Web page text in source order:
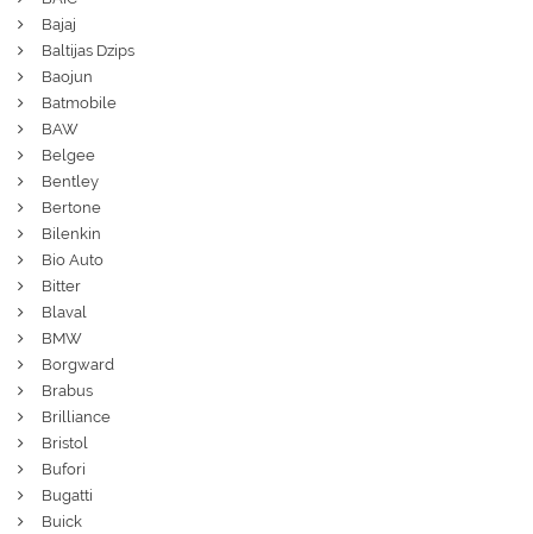
Bajaj
Baltijas Dzips
Baojun
Batmobile
BAW
Belgee
Bentley
Bertone
Bilenkin
Bio Auto
Bitter
Blaval
BMW
Borgward
Brabus
Brilliance
Bristol
Bufori
Bugatti
Buick